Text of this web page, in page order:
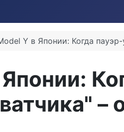
Y в Японии: Когда